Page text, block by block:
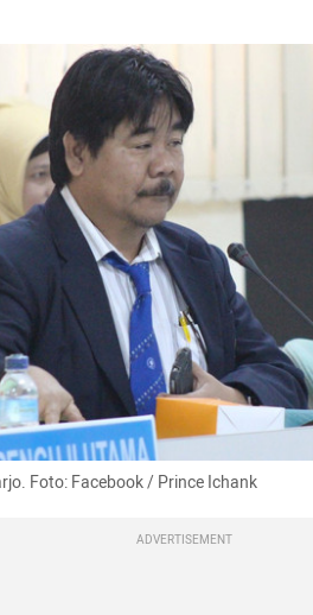
Foto: Facebook / Prince Ichank
ADVERTISEMENT